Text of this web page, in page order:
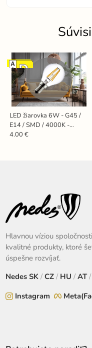
LED žiarovka 6W - G45 /
E14 / SMD / 4000K -
ZLF823
NOVINKA
4.00 €
Hlavnou víziou
kvalitné produkty, ktoré
úspešne rozvíjať.
NedesSK / CZ / HU / AT /
Instagram